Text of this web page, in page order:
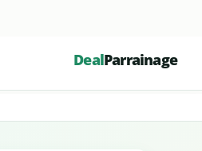
DealParrainage